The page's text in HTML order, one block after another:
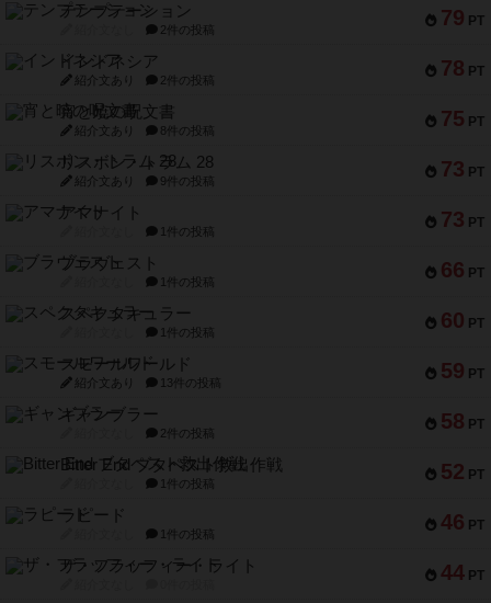
79 PT
テンプテーション
2件の投稿
78 PT
インドネシア
紹介文あり 2件の投稿
75 PT
宵と暁の呪文書
紹介文あり 8件の投稿
73 PT
リスボン・トラム 28
紹介文あり 9件の投稿
73 PT
アマナイト
1件の投稿
66 PT
ブラヴェスト
1件の投稿
60 PT
スペクタキュラー
1件の投稿
59 PT
スモールワールド
紹介文あり 13件の投稿
58 PT
ギャンブラー
2件の投稿
52 PT
Bitter End ブタペスト救出作戦
1件の投稿
46 PT
ラピード
1件の投稿
44 PT
ザ・フラッフィー・ライト